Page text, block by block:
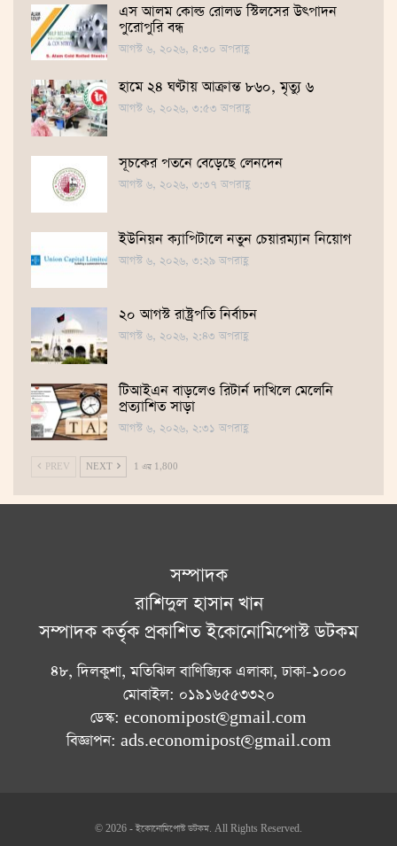
এস আলম কোল্ড রোলড স্টিলসের উৎপাদন
পুরোপুরি বন্ধ
আগস্ট ৬, ২০২৬, ৪:৩০ অপরাহ্ণ
হামে ২৪ ঘণ্টায় আক্রান্ত ৮৬০, মৃত্যু ৬
আগস্ট ৬, ২০২৬, ৩:৫৩ অপরাহ্ণ
সূচকের পতনে বেড়েছে লেনদেন
আগস্ট ৬, ২০২৬, ৩:৩৭ অপরাহ্ণ
ইউনিয়ন ক্যাপিটালে নতুন চেয়ারম্যান নিয়োগ
আগস্ট ৬, ২০২৬, ৩:২৯ অপরাহ্ণ
২০ আগস্ট রাষ্ট্রপতি নির্বাচন
আগস্ট ৬, ২০২৬, ২:৪৩ অপরাহ্ণ
টিআইএন বাড়লেও রিটার্ন দাখিলে মেলেনি
প্রত্যাশিত সাড়া
আগস্ট ৬, ২০২৬, ২:৩১ অপরাহ্ণ
PREV NEXT 1 এর 1,800
সম্পাদক
রাশিদুল হাসান খান
সম্পাদক কর্তৃক প্রকাশিত ইকোনোমিপোস্ট ডটকম
৪৮, দিলকুশা, মতিঝিল বাণিজ্যিক এলাকা, ঢাকা-১০০০
মোবাইল: ০১৯১৬৫৫৩৩২০
ডেস্ক: economipost@gmail.com
বিজ্ঞাপন: ads.economipost@gmail.com
© 2026 - ইকোনোমিপোস্ট ডটকম. All Rights Reserved.